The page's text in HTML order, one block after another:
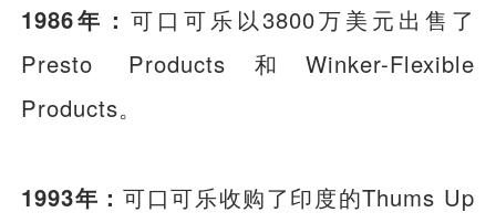
1986年： 可口可乐以3800万美元出售了
Presto Products和Winker-Flexible
Products。
1993年： 可口可乐收购了印度的Thums Up